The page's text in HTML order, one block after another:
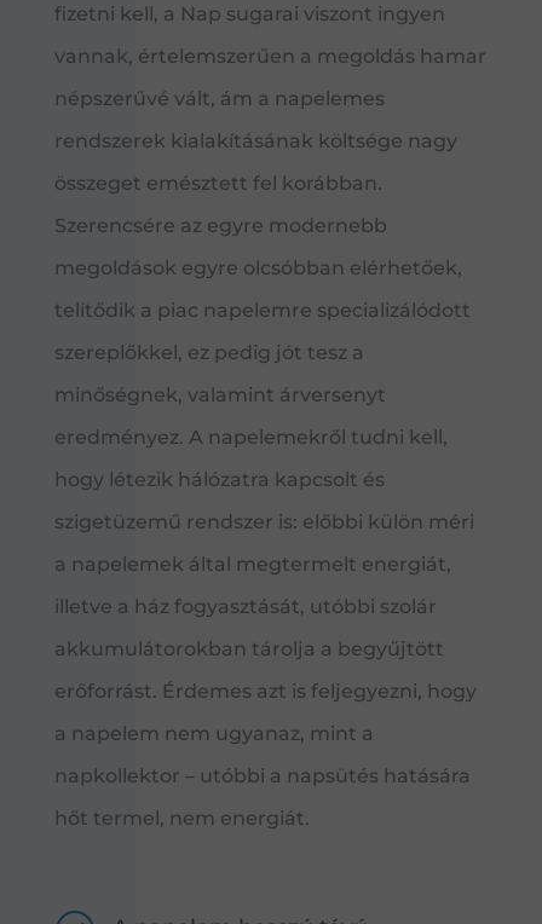
fizetni kell, a Nap sugarai viszont ingyen
vannak, értelemszerűen a megoldás hamar
népszerűvé vált, ám a napelemes
rendszerek kialakításának költsége nagy
összeget emésztett fel korábban.
Szerencsére az egyre modernebb
megoldások egyre olcsóbban elérhetőek,
telítődik a piac napelemre specializálódott
szereplőkkel, ez pedig jót tesz a
minőségnek, valamint árversenyt
eredményez. A napelemekről tudni kell,
hogy létezik hálózatra kapcsolt és
szigetüzemű rendszer is: előbbi külön méri
a napelemek által megtermelt energiát,
illetve a ház fogyasztását, utóbbi szolár
akkumulátorokban tárolja a begyűjtött
erőforrást. Érdemes azt is feljegyezni, hogy
a napelem nem ugyanaz, mint a
napkollektor – utóbbi a napsütés hatására
hőt termel, nem energiát.